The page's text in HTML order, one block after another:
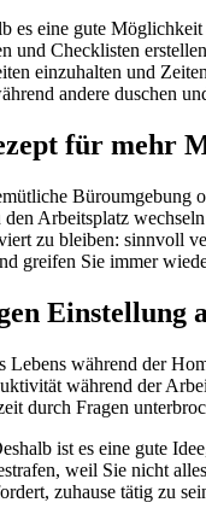
es eine gute
und Checklisten
einzuhalten und
andere duschen
für mehr
Büroumgebung
den Arbeitsplatz
zu bleiben: sinnvoll
greifen Sie immer
Einstellung
während der
während der
durch Fragen
ist es eine gute
weil Sie nicht
zuhause tätig zu